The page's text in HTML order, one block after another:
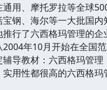
、摩托罗拉等全球
钢、海尔等一大批国
行了六西格玛管理的
年10月开始在全国
导教材：六西格玛管
用性都很高的六西格玛